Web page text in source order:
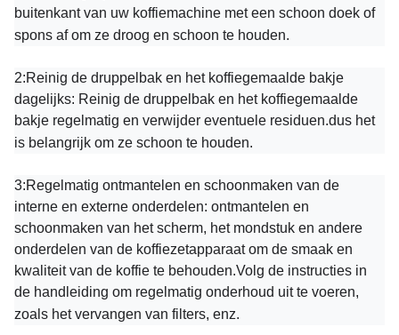
buitenkant van uw koffiemachine met een schoon doek of
spons af om ze droog en schoon te houden.
2:Reinig de druppelbak en het koffiegemaalde bakje
dagelijks: Reinig de druppelbak en het koffiegemaalde
bakje regelmatig en verwijder eventuele residuen.dus het
is belangrijk om ze schoon te houden.
3:Regelmatig ontmantelen en schoonmaken van de
interne en externe onderdelen: ontmantelen en
schoonmaken van het scherm, het mondstuk en andere
onderdelen van de koffiezetapparaat om de smaak en
kwaliteit van de koffie te behouden.Volg de instructies in
de handleiding om regelmatig onderhoud uit te voeren,
zoals het vervangen van filters, enz.